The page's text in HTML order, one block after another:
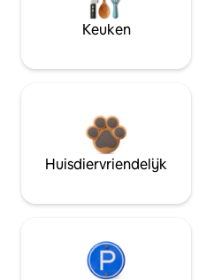
Keuken
Huisdiervriendelijk